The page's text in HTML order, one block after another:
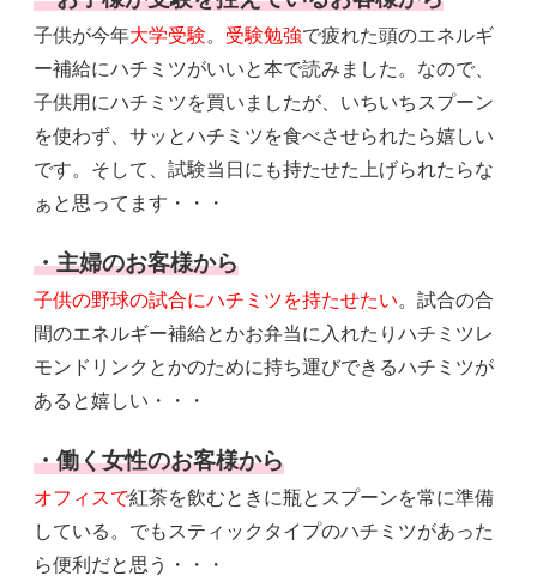
子供が今年大学受験。 受験勉強で疲れた頭のエネルギ
ー補給にハチミツがいいと本で読みました。なので、
子供用にハチミツを買いましたが、いちいちスプーン
を使わず、サッとハチミツを食べさせられたら嬉しい
です。そして、試験当日にも持たせた上げられたらな
ぁと思ってます・・・
・主婦のお客様から
子供の野球の試合にハチミツを持たせたい。試合の合
間のエネルギー補給とかお弁当に入れたりハチミツレ
モンドリンクとかのために持ち運びできるハチミツが
あると嬉しい・・・
・働く女性のお客様から
オフィスで紅茶を飲むときに瓶とスプーンを常に準備
している。でもスティックタイプのハチミツがあった
ら便利だと思う・・・